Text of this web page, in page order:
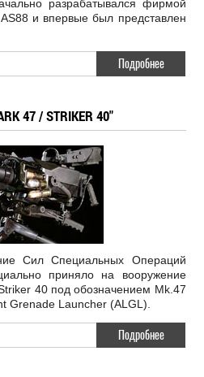
разрабатывался фирмой
и впервые был представлен
Подробнее
47 / STRIKER 40"
Сил Специальных Операций
приняло на вооружение
40 под обозначением Mk.47
Grenade Launcher (ALGL).
Подробнее